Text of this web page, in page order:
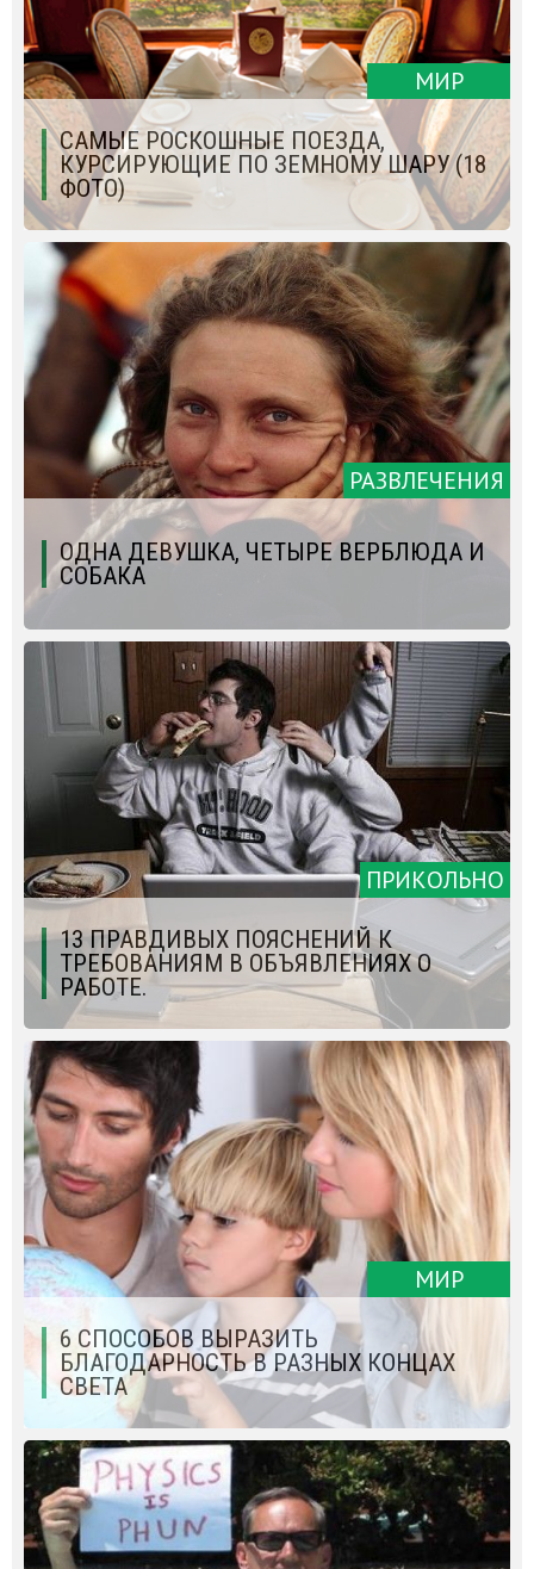
МИР
САМЫЕ РОСКОШНЫЕ ПОЕЗДА,
КУРСИРУЮЩИЕ ПО ЗЕМНОМУ ШАРУ (18
ФОТО)
РАЗВЛЕЧЕНИЯ
ОДНА ДЕВУШКА, ЧЕТЫРЕ ВЕРБЛЮДА И
СОБАКА
ПРИКОЛЬНО
13 ПРАВДИВЫХ ПОЯСНЕНИЙ К
ТРЕБОВАНИЯМ В ОБЪЯВЛЕНИЯХ О
РАБОТЕ.
МИР
6 СПОСОБОВ ВЫРАЗИТЬ
БЛАГОДАРНОСТЬ В РАЗНЫХ КОНЦАХ
СВЕТА